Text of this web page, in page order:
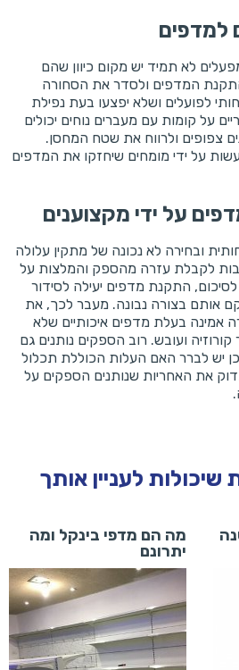
לא תמיד יש מקום כיוון שהם
המדפים ולסדר את הסחורה
לפועלים ושלא יפצעו בעת נפילת
על קומות עם מעברים נוחים יכולים
צפופים ולרווח את שטח המחסן.
על ידי מומחים שיחזקו את המדפים
ובחירה לא נכונה של מתקין עלולה
לקבלת עזרה מהספק והמלצות על
התקנת מדפים יעילה לסידור
אותם בצורה נבונה. מעבר לכך, את
אמינה בעלת מדפים איכותיים שלא
ועובש. רוב הספקים נותנים גם
יש לברר האם העלות הכוללת תכלול
את האחריות שנותנים הספקים על
לעניין אותך
מה הם מדפי בינקל ומה
יתרונם